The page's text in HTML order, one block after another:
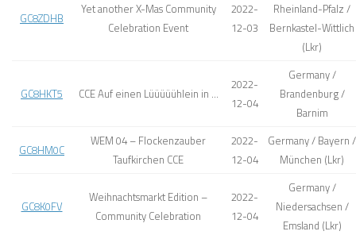
GC8ZDHB
Yet another X-Mas Community
Celebration Event
2022-
12-03
Rheinland-Pfalz /
Bernkastel-Wittlich
(Lkr)
GC8HKT5 CCE Auf einen Lüüüüühlein in …
2022-
12-04
Germany /
Brandenburg /
Barnim
GC8HM0C
WEM 04 – Flockenzauber
Taufkirchen CCE
2022-
12-04
Germany / Bayern /
München (Lkr)
GC8K0FV
Weihnachtsmarkt Edition –
Community Celebration
2022-
12-04
Germany /
Niedersachsen /
Emsland (Lkr)